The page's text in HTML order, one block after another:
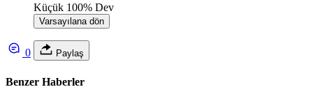
Küçük 100% Dev
Varsayılana dön
0 Paylaş
Benzer Haberler